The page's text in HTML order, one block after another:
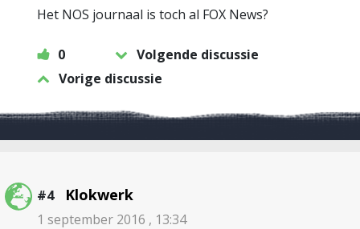
Het NOS journaal is toch al FOX News?
0
Volgende discussie
Vorige discussie
#4 Klokwerk
1 september 2016 , 13:34